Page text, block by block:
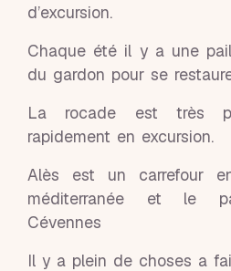
d’excursion.
Chaque été il y a une
du gardon pour se
La rocade est très
rapidement en excursion.
Alès est un carrefour
méditerranée et le
Cévennes
Il y a plein de choses a